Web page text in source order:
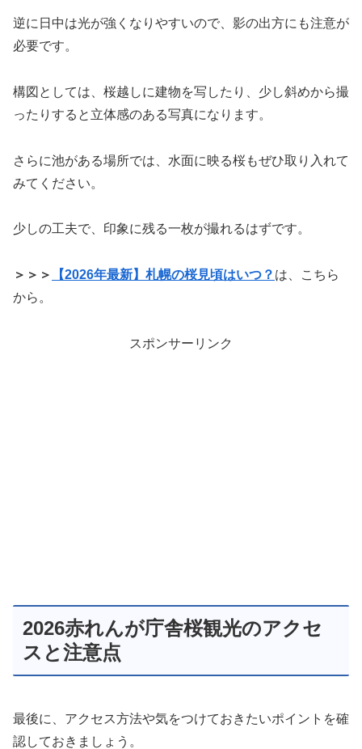
逆に日中は光が強くなりやすいので、影の出方にも注意が
必要です。
構図としては、桜越しに建物を写したり、少し斜めから撮
ったりすると立体感のある写真になります。
さらに池がある場所では、水面に映る桜もぜひ取り入れて
みてください。
少しの工夫で、印象に残る一枚が撮れるはずです。
＞＞＞ 【2026年最新】札幌の桜見頃はいつ？ は、こちら
から。
スポンサーリンク
2026赤れんが庁舎桜観光のアクセ
スと注意点
最後に、アクセス方法や気をつけておきたいポイントを確
認しておきましょう。